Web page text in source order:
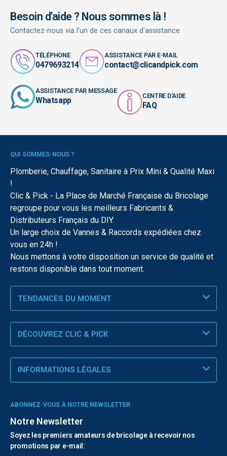
Besoin d'aide ? Nous sommes là !
Contactez-nous via l'un de ces canaux d'assistance
TÉLÉPHONE
0479693214
ASSISTANCE PAR E-MAIL
contact@clicandpick.com
ASSISTANCE PAR MESSAGE
Whatsapp CENTRE D'AIDE
FAQ
QUI SOMMES-NOUS ?
Plomberie, Chauffage, Sanitaire à Prix Mini & Qualité Maxi
!
Clic & Pick - La Place de Marché Française du Bricolage
regroupe pour vous les meilleurs Fabricants &
Distributeurs Français du DIY.
Un large choix de Vannes & Raccords expédiées chez
vous en 24h !
Nous mettons à votre disposition un service de qualité et
restons disponible dans tout moment.
TENDANCES DU MOMENT
DÉCOUVREZ CLIC & PICK
INFORMATIONS LÉGALES
ABONNEZ-VOUS À NOTRE NEWSLETTER
Notre Newsletter
Soyez les premiers amateurs de bricolage à recevoir nos
promotions par e-mail: